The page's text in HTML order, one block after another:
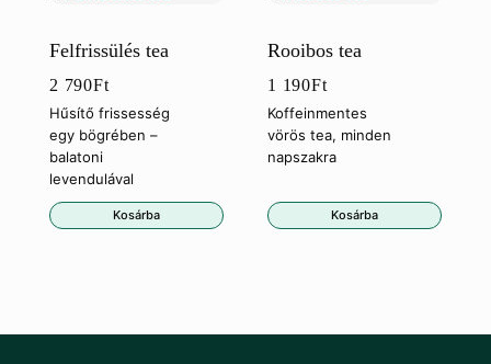
Felfrissülés tea
2 790Ft
Hűsítő frissesség
egy bögrében –
balatoni
levendulával
Kosárba
Rooibos tea
1 190Ft
Koffeinmentes
vörös tea, minden
napszakra
Kosárba